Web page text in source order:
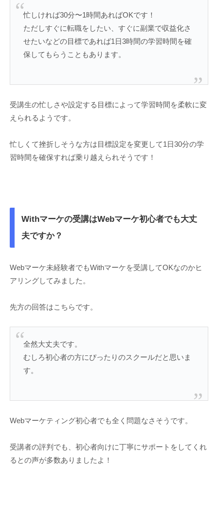
忙しければ30分〜1時間あればOKです！
ただしすぐに転職をしたい、すぐに副業で収益化さ
せたいなどの目標であれば1日3時間の学習時間を確
保してもらうこともあります。
受講生の忙しさや設定する目標によって学習時間を柔軟に変
えられるようです。
忙しくて挫折しそうな方は目標設定を変更して1日30分の学
習時間を確保すれば乗り越えられそうです！
Withマーケの受講はWebマーケ初心者でも大丈
夫ですか？
Webマーケ未経験者でもWithマーケを受講してOKなのかヒ
アリングしてみました。
先方の回答はこちらです。
全然大丈夫です。
むしろ初心者の方にぴったりのスクールだと思いま
す。
Webマーケティング初心者でも全く問題なさそうです。
受講者の評判でも、初心者向けに丁寧にサポートをしてくれ
るとの声が多数ありましたよ！